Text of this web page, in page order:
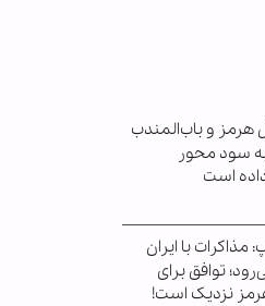
هرمز و باب‌المندب
سود محور
است
مذاکرات با ایران
توافق برای
نزدیک است!